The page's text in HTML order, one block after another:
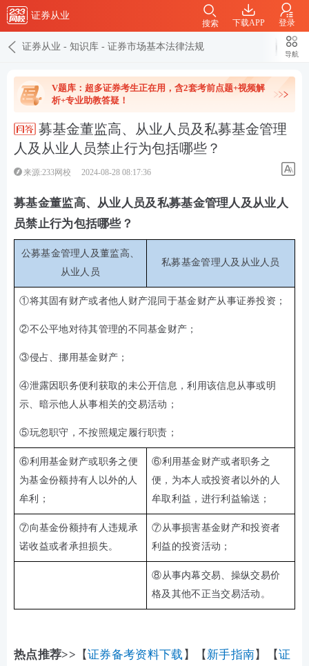
证券从业
下载APP 登录
搜索
证券从业 - 知识库 - 证券市场基本法律法规
导航
V题库：超多证券考生正在用，含2套考前点题+视频解
析+专业助教答疑！
募基金董监高、从业人员及私募基金管理
人及从业人员禁止行为包括哪些？
来源:233网校 2024-08-28 08:17:36
募基金董监高、从业人员及私募基金管理人及从业人
员禁止行为包括哪些？
公募基金管理人及董监高、
从业人员
私募基金管理人及从业人员
①将其固有财产或者他人财产混同于基金财产从事证券投资；
②不公平地对待其管理的不同基金财产；
③侵占、挪用基金财产；
④泄露因职务便利获取的未公开信息，利用该信息从事或明
示、暗示他人从事相关的交易活动；
⑤玩忽职守，不按照规定履行职责 ；
⑥利用基金财产或职务之便
为基金份额持有人以外的人
牟利
；
⑥利用基金财产或者职务之
便，为本人或投资者以外的人
牟取利益，进行利益输送；
⑦向基金份额持有人违规承
诺收益或者承担损失。
⑦从事损害基金财产和投资者
利益的投资活动；
⑧从事内幕交易、操纵交易价
格及其他不正当交易活动 。
热点推荐>> 【证券备考资料下载 】【 新手指南】【证